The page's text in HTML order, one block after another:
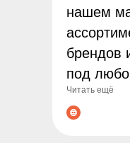
нашем
брендов
под
товары,
Читать ещё